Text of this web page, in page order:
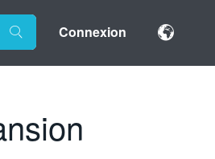
Connexion